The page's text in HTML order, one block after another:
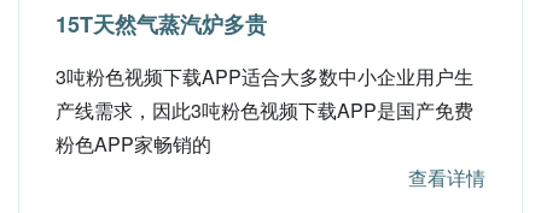
15T天然气蒸汽炉多贵
3吨粉色视频下载APP适合大多数中小企业用户生
产线需求，因此3吨粉色视频下载APP是国产免费
粉色APP家畅销的
查看详情